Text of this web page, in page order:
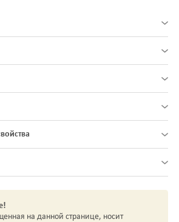
на данной странице, носит